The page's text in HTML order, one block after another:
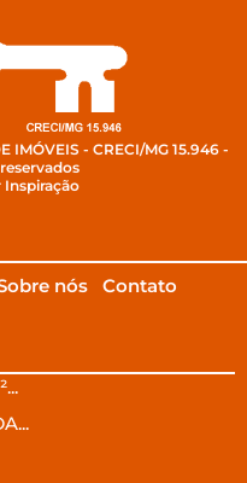
IMÓVEIS - CRECI/MG 15.946 -
Inspiração
nós Contato